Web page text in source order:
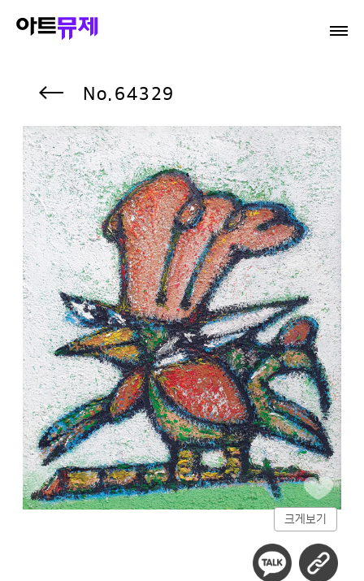
64329
크게보기